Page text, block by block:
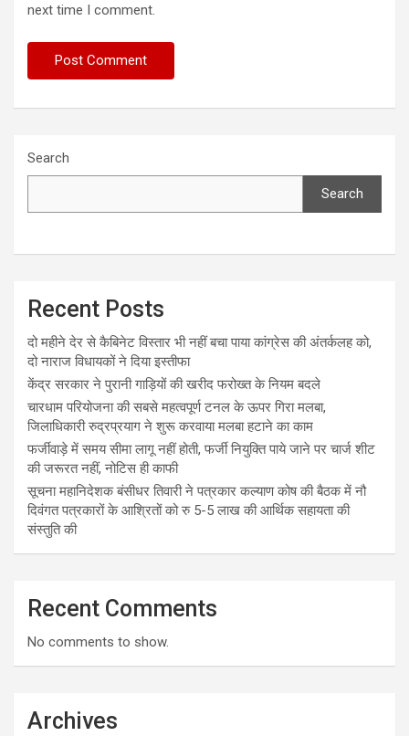
next time I comment.
Search
Search
Recent Posts
दो महीने देर से कैबिनेट विस्तार भी नहीं बचा पाया कांग्रेस की अंतर्कलह को,
दो नाराज विधायकों ने दिया इस्तीफा
केंद्र सरकार ने पुरानी गाड़ियों की खरीद फरोख्त के नियम बदले
चारधाम परियोजना की सबसे महत्वपूर्ण टनल के ऊपर गिरा मलबा,
जिलाधिकारी रुद्रप्रयाग ने शुरू करवाया मलबा हटाने का काम
फर्जीवाड़े में समय सीमा लागू नहीं होती, फर्जी नियुक्ति पाये जाने पर चार्ज शीट
की जरूरत नहीं, नोटिस ही काफी
सूचना महानिदेशक बंसीधर तिवारी ने पत्रकार कल्याण कोष की बैठक में नौ
दिवंगत पत्रकारों के आश्रितों को रु 5-5 लाख की आर्थिक सहायता की
संस्तुति की
Recent Comments
No comments to show.
Archives